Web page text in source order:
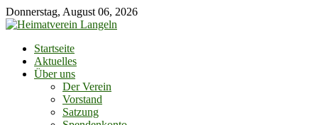
Skip
to
Donnerstag, August 06, 2026
Startseite
Aktuelles
Über uns
Der Verein
Vorstand
Satzung